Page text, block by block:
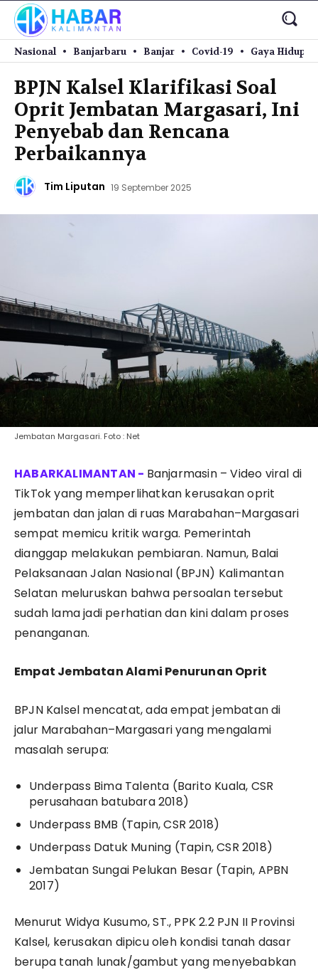
Nasional Banjarbaru Banjar Covid-19 Gaya Hidup
BPJN Kalsel Klarifikasi Soal
Oprit Jembatan Margasari, Ini
Penyebab dan Rencana
Perbaikannya
Tim Liputan 19 September 2025
Jembatan Margasari. Foto : Net
Banjarmasin – Video viral di
TikTok yang memperlihatkan kerusakan oprit
jembatan dan jalan di ruas Marabahan–Margasari
sempat memicu kritik warga. Pemerintah
dianggap melakukan pembiaran. Namun, Balai
Pelaksanaan Jalan Nasional (BPJN) Kalimantan
Selatan meluruskan bahwa persoalan tersebut
sudah lama jadi perhatian dan kini dalam proses
penanganan.
Empat Jembatan Alami Penurunan Oprit
BPJN Kalsel mencatat, ada empat jembatan di
jalur Marabahan–Margasari yang mengalami
masalah serupa:
Underpass Bima Talenta (Barito Kuala, CSR
perusahaan batubara 2018)
Underpass BMB (Tapin, CSR 2018)
Underpass Datuk Muning (Tapin, CSR 2018)
Jembatan Sungai Pelukan Besar (Tapin, APBN
2017)
Menurut Widya Kusumo, ST., PPK 2.2 PJN II Provinsi
Kalsel, kerusakan dipicu oleh kondisi tanah dasar
berupa tanah lunak/gambut yang menyebabkan